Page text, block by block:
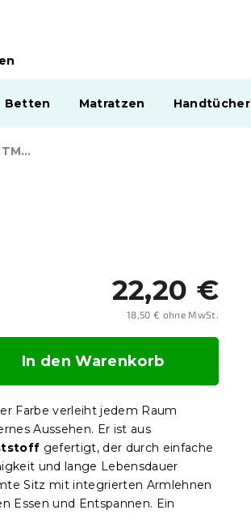
Betten Matratzen
Garten-Essstuhl HARTMAN IVY, gelb
22,20 €
18,50 € ohne MwSt.
In den Warenkorb
Farbe verleiht jedem Raum
Aussehen. Er ist aus
gefertigt, der durch einfache
und lange Lebensdauer
Sitz mit integrierten Armlehnen
Essen und Entspannen. Ein